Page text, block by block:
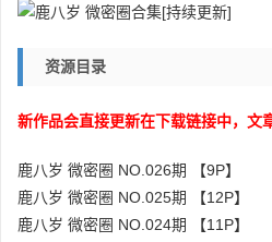
资源目录
新作品会直接更新在下载链接中，文
鹿八岁 微密圈 NO.026期 【9P】
鹿八岁 微密圈 NO.025期 【12P】
鹿八岁 微密圈 NO.024期 【11P】